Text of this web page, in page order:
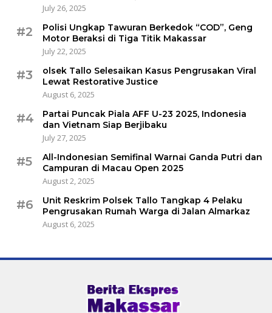
July 26, 2025
#2
Polisi Ungkap Tawuran Berkedok “COD”, Geng
Motor Beraksi di Tiga Titik Makassar
July 22, 2025
#3
olsek Tallo Selesaikan Kasus Pengrusakan Viral
Lewat Restorative Justice
August 6, 2025
#4
Partai Puncak Piala AFF U-23 2025, Indonesia
dan Vietnam Siap Berjibaku
July 27, 2025
#5
All-Indonesian Semifinal Warnai Ganda Putri dan
Campuran di Macau Open 2025
August 2, 2025
#6
Unit Reskrim Polsek Tallo Tangkap 4 Pelaku
Pengrusakan Rumah Warga di Jalan Almarkaz
August 6, 2025